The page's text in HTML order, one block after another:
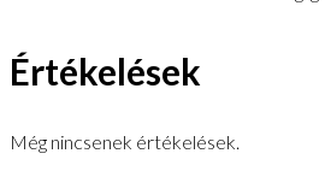
Értékelések
Még nincsenek értékelések.